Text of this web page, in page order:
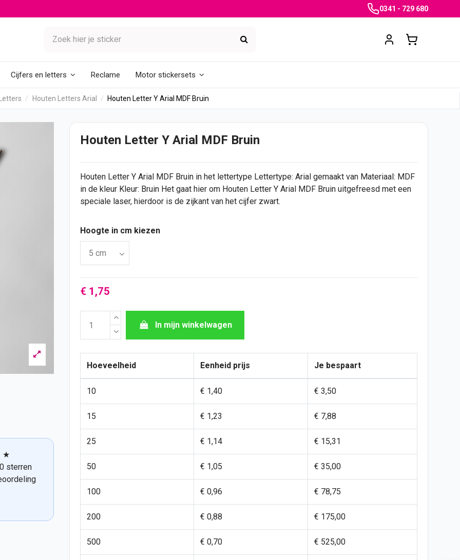
0341 - 729 680
Cijfers en letters Reclame Motor stickersets
Houten Letters Arial Houten Letter Y Arial MDF Bruin
★
sterren
Houten Letter Y Arial MDF Bruin
Houten LetterY Arial MDF Bruin in het lettertype Lettertype: Arial gemaakt van Materiaal: MDF
in de kleur Kleur: Bruin Het gaat hier om Houten Letter Y Arial MDF Bruin uitgefreesd met een
speciale laser, hierdoor is de zijkant van het cijferzwart.
Hoogte in cm kiezen
€ 1,75
In mijn winkelwagen
Hoeveelheid Eenheid prijs Je bespaart
10 € 1,40 € 3,50
15 € 1,23 € 7,88
25 € 1,14 € 15,31
50 € 1,05 € 35,00
100 € 0,96 € 78,75
200 € 0,88 € 175,00
500 € 0,70 € 525,00